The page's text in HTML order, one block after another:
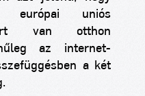
uniós
van otthon
az internet-
a két